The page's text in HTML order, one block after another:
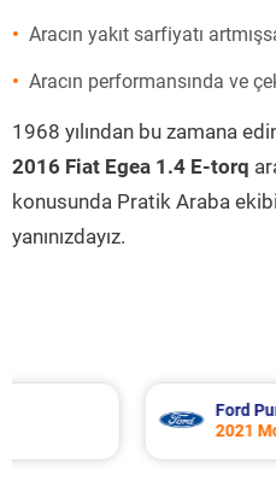
Aracın yakıt sarfiyatı
Aracın performansında ve
1968 yılından bu zamana
2016 Fiat Egea 1.4 E-torq
konusunda Pratik Araba
yanınızdayız.
Ford Puma
2021 Model 1.0